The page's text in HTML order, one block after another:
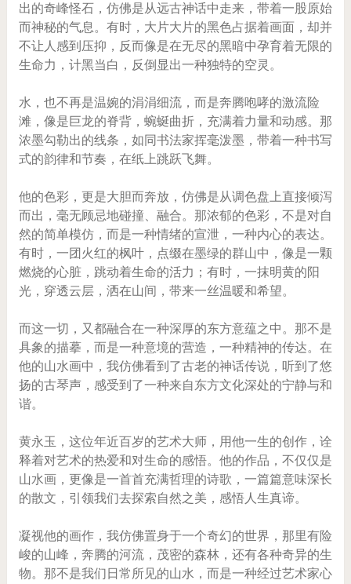
出的奇峰怪石，仿佛是从远古神话中走来，带着一股原始
而神秘的气息。有时，大片大片的黑色占据着画面，却并
不让人感到压抑，反而像是在无尽的黑暗中孕育着无限的
生命力，计黑当白，反倒显出一种独特的空灵。
水，也不再是温婉的涓涓细流，而是奔腾咆哮的激流险
滩，像是巨龙的脊背，蜿蜒曲折，充满着力量和动感。那
浓墨勾勒出的线条，如同书法家挥毫泼墨，带着一种书写
式的韵律和节奏，在纸上跳跃飞舞。
他的色彩，更是大胆而奔放，仿佛是从调色盘上直接倾泻
而出，毫无顾忌地碰撞、融合。那浓郁的色彩，不是对自
然的简单模仿，而是一种情绪的宣泄，一种内心的表达。
有时，一团火红的枫叶，点缀在墨绿的群山中，像是一颗
燃烧的心脏，跳动着生命的活力；有时，一抹明黄的阳
光，穿透云层，洒在山间，带来一丝温暖和希望。
而这一切，又都融合在一种深厚的东方意蕴之中。那不是
具象的描摹，而是一种意境的营造，一种精神的传达。在
他的山水画中，我仿佛看到了古老的神话传说，听到了悠
扬的古琴声，感受到了一种来自东方文化深处的宁静与和
谐。
黄永玉，这位年近百岁的艺术大师，用他一生的创作，诠
释着对艺术的热爱和对生命的感悟。他的作品，不仅仅是
山水画，更像是一首首充满哲理的诗歌，一篇篇意味深长
的散文，引领我们去探索自然之美，感悟人生真谛。
凝视他的画作，我仿佛置身于一个奇幻的世界，那里有险
峻的山峰，奔腾的河流，茂密的森林，还有各种奇异的生
物。那不是我们日常所见的山水，而是一种经过艺术家心